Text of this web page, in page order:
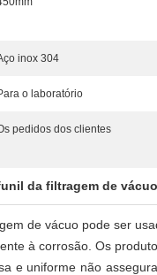
inox 304
o laboratório
pedidos dos clientes
da filtragem de vácuo
de vácuo pode ser
à corrosão. Os
e uniforme não